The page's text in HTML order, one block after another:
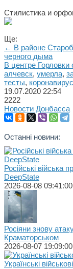
Стилистика и
Ще:
← В районе
черного дыма
В центре
алчевск, умерла,
тесты, коронавирус
19.07.2020 22:54
2222
Новости Донбасса
Останні новини:
Російські війська
DeepState
2026-08-08 09:41:00
Росіяни знову
Краматорськом
2026-08-07 19:09:00
Українські